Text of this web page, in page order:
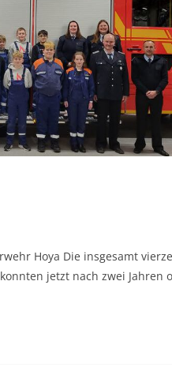
Hoya Die insgesamt
jetzt nach zwei Jahren